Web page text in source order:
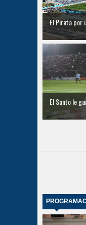
El Pirata por
El Santo le